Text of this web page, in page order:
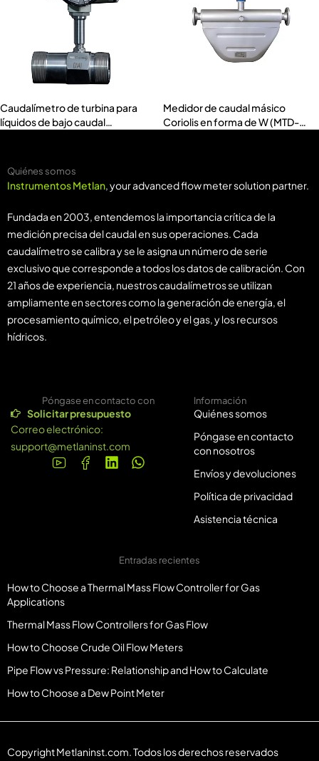
Caudalímetro de turbina para
líquidos de bajo caudal
Medidor de caudal másico
Coriolis en forma de W (MTD-
Quiénes somos
Instrumentos Metlan, your advanced flow meter solution partner.
Fundada en 2003, entendemos la importancia crítica de la
medición precisa del caudal en sus operaciones. Cada
caudalímetro se calibra y se le asigna un número de serie
exclusivo que corresponde a todos los datos de calibración. Con
21 años de experiencia, nuestros caudalímetros se utilizan
ampliamente en sectores como la generación de energía, el
procesamiento químico, el petróleo y el gas, y los recursos
hídricos.
Póngase en contacto con
Solicitar presupuesto
Correo electrónico:
support@metlaninst.com
Información
Quiénes somos
Póngase en contacto
con nosotros
Envíos y devoluciones
Política de privacidad
Asistencia técnica
Entradas recientes
How to Choose a Thermal Mass Flow Controller for Gas
Applications
Thermal Mass Flow Controllers for Gas Flow
How to Choose Crude Oil Flow Meters
Pipe Flow vs Pressure: Relationship and How to Calculate
How to Choose a Dew Point Meter
Copyright Metlaninst.com. Todos los derechos reservados